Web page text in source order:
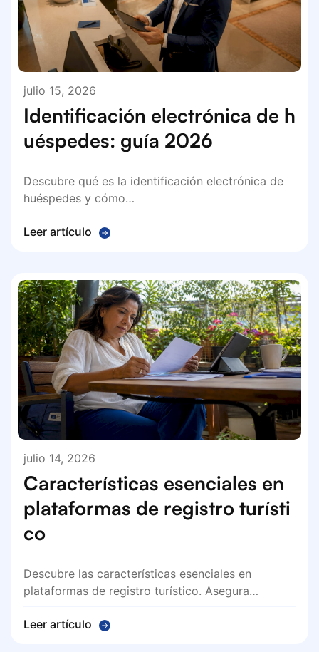
julio 15, 2026
Identificación electrónica de h
uéspedes: guía 2026
Descubre qué es la identificación electrónica de
huéspedes y cómo…
Leer artículo
julio 14, 2026
Características esenciales en
plataformas de registro turísti
co
Descubre las características esenciales en
plataformas de registro turístico. Asegura…
Leer artículo